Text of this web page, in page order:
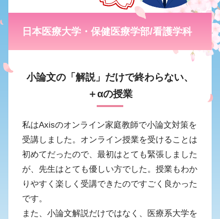
日本医療大学・保健医療学部/看護学科
小論文の「解説」だけで終わらない、
＋αの授業
私はAxisのオンライン家庭教師で小論文対策を
受講しました。オンライン授業を受けることは
初めてだったので、最初はとても緊張しました
が、先生はとても優しい方でした。授業もわか
りやすく楽しく受講できたのですごく良かった
です。
また、小論文解説だけではなく、医療系大学を